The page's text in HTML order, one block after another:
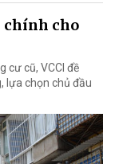
chính cho
cư cũ, VCCI đề
lựa chọn chủ đầu